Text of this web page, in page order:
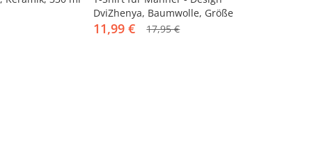
DviZhenya, Baumwolle, Größe
3XL
11,99 € 17,95 €